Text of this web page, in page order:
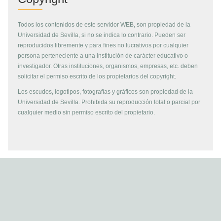
Todos los contenidos de este servidor WEB, son propiedad de la
Universidad de Sevilla, si no se indica lo contrario. Pueden ser
reproducidos libremente y para fines no lucrativos por cualquier
persona perteneciente a una institución de carácter educativo o
investigador. Otras instituciones, organismos, empresas, etc. deben
solicitar el permiso escrito de los propietarios del copyright.
Los escudos, logotipos, fotografías y gráficos son propiedad de la
Universidad de Sevilla. Prohibida su reproducción total o parcial por
cualquier medio sin permiso escrito del propietario.